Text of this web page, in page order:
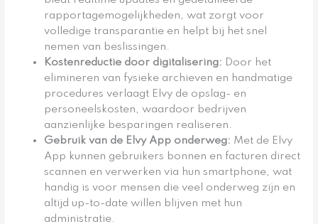
rapportagemogelijkheden, wat zorgt voor
volledige transparantie en helpt bij het snel
nemen van beslissingen.
Kostenreductie door digitalisering: Door het
elimineren van fysieke archieven en handmatige
procedures verlaagt Elvy de opslag- en
personeelskosten, waardoor bedrijven
aanzienlijke besparingen realiseren.
Gebruik van de Elvy App onderweg: Met de Elvy
App kunnen gebruikers bonnen en facturen direct
scannen en verwerken via hun smartphone, wat
handig is voor mensen die veel onderweg zijn en
altijd up-to-date willen blijven met hun
administratie.